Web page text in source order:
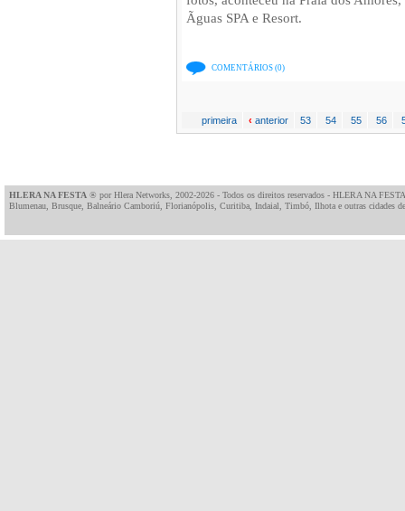
Ãguas SPA e Resort.
COMENTÁRIOS (0)
primeira ‹ anterior 53 54 55 56
HLERA NA FESTA ® porHlera Networks , 2002-2026 - Todos os direitos reservados - HLERA NA
Blumenau, Brusque, Balneário Camboriú, Florianópolis, Curitiba, Indaial, Timbó, Ilhota e outras cidades